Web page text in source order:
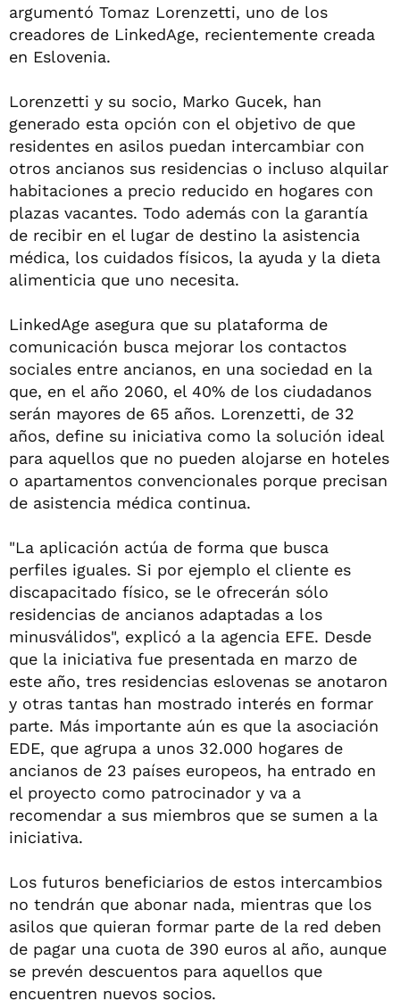
argumentó Tomaz Lorenzetti, uno de los
creadores de LinkedAge, recientemente creada
en Eslovenia.
Lorenzetti y su socio, Marko Gucek, han
generado esta opción con el objetivo de que
residentes en asilos puedan intercambiar con
otros ancianos sus residencias o incluso alquilar
habitaciones a precio reducido en hogares con
plazas vacantes. Todo además con la garantía
de recibir en el lugar de destino la asistencia
médica, los cuidados físicos, la ayuda y la dieta
alimenticia que uno necesita.
LinkedAge asegura que su plataforma de
comunicación busca mejorar los contactos
sociales entre ancianos, en una sociedad en la
que, en el año 2060, el 40% de los ciudadanos
serán mayores de 65 años. Lorenzetti, de 32
años, define su iniciativa como la solución ideal
para aquellos que no pueden alojarse en hoteles
o apartamentos convencionales porque precisan
de asistencia médica continua.
"La aplicación actúa de forma que busca
perfiles iguales. Si por ejemplo el cliente es
discapacitado físico, se le ofrecerán sólo
residencias de ancianos adaptadas a los
minusválidos", explicó a la agencia EFE. Desde
que la iniciativa fue presentada en marzo de
este año, tres residencias eslovenas se anotaron
y otras tantas han mostrado interés en formar
parte. Más importante aún es que la asociación
EDE, que agrupa a unos 32.000 hogares de
ancianos de 23 países europeos, ha entrado en
el proyecto como patrocinador y va a
recomendar a sus miembros que se sumen a la
iniciativa.
Los futuros beneficiarios de estos intercambios
no tendrán que abonar nada, mientras que los
asilos que quieran formar parte de la red deben
de pagar una cuota de 390 euros al año, aunque
se prevén descuentos para aquellos que
encuentren nuevos socios.